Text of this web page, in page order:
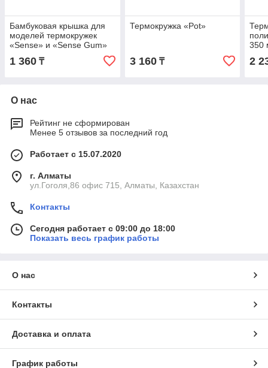
Бамбуковая крышка для
моделей термокружек
«Sense» и «Sense Gum»
1 360 ₸
Термокружка «Pot»
3 160₸
350
2
О нас
Рейтинг не сформирован
Менее 5 отзывов за последний год
Работает с 15.07.2020
г. Алматы
ул.Гоголя,86 офис 715, Алматы, Казахстан
Контакты
Сегодня работает с 09:00 до 18:00
Показать весь график работы
О нас
Контакты
Доставка и оплата
График работы